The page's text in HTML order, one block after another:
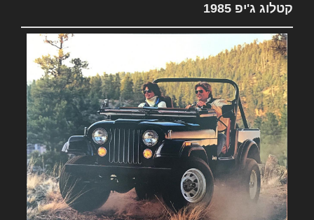
קטלוג ג'יפ 1985